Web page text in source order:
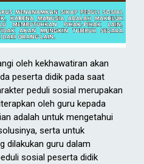
oleh kekhawatiran akan
peserta didik pada saat
peduli sosial merupakan
oleh guru kepada
adalah untuk mengetahui
serta untuk
dilakukan guru dalam
sosial peserta didik